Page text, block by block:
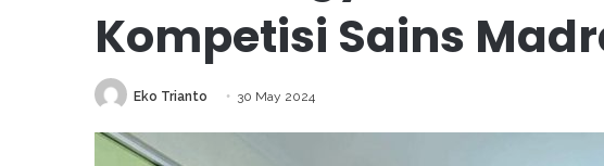
Kompetisi Sains
Eko Trianto 30 May 2024